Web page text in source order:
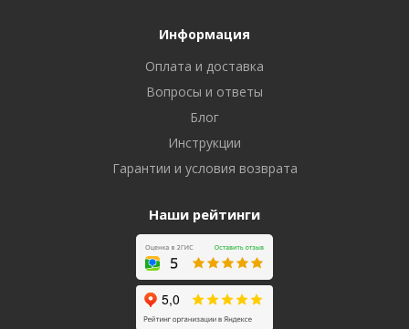
Информация
Оплата и доставка
Вопросы и ответы
Блог
Инструкции
Гарантии и условия возврата
Наши рейтинги